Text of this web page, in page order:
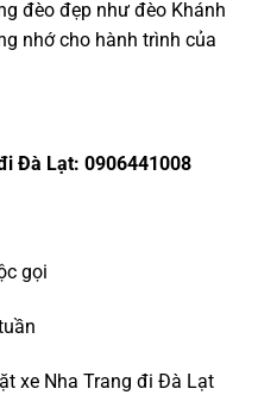
đèo đẹp như đèo Khánh
nhớ cho hành trình của
Đà Lạt: 0906441008
gọi
xe Nha Trang đi Đà Lạt